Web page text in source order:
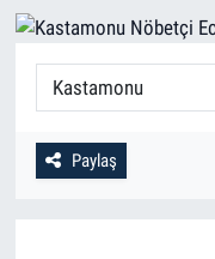
Paylaş